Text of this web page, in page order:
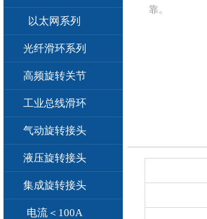
靠。
以太网系列
光纤滑环系列
高频旋转关节
工业总线滑环
气动旋转接头
液压旋转接头
集成旋转接头
电流＜100A